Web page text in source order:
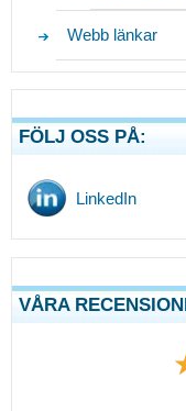
Webb länkar
FÖLJ OSS PÅ:
LinkedIn
VÅRA